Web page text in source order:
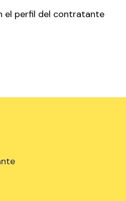
el perfil del contratante